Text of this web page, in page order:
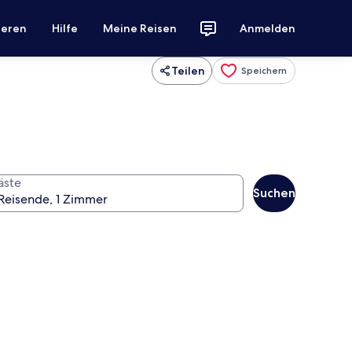
Hilfe Meine Reisen Anmelden
Teilen Speichern
Suchen